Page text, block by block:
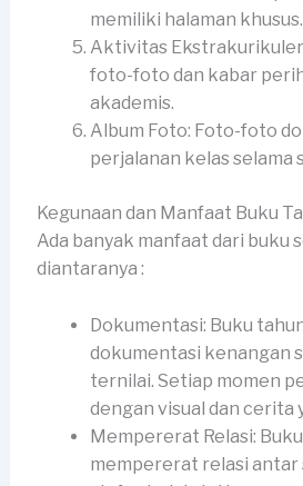
memiliki halaman khusus.
Aktivitas
foto-foto dan kabar
akademis.
Album Foto: Foto-foto
perjalanan kelas selama
Kegunaan dan Manfaat Buku
Ada banyak manfaat dari buku
diantaranya :
Dokumentasi: Buku
dokumentasi kenangan
ternilai. Setiap momen
dengan visual dan cerita
Mempererat Relasi:
mempererat relasi antar